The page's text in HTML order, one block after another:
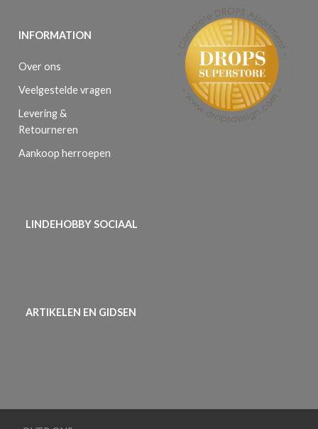
INFORMATION
Over ons
Veelgestelde vragen
Levering &
Retourneren
Aankoop herroepen
LINDEHOBBY SOCIAAL
ARTIKELEN EN GIDSEN